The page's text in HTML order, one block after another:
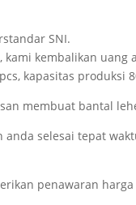
SNI.
kembalikan uang
kapasitas produksi
membuat bantal
anda selesai tepat
penawaran